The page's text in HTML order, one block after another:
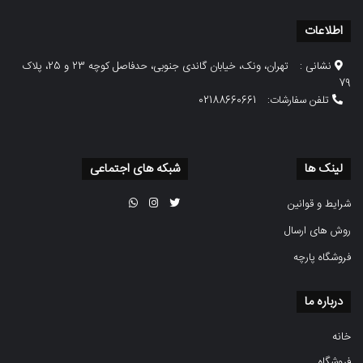
اطلاعات
نشانی :
تهران، ونک، خیابان گاندی جنوبی، حدفاصل کوچه 23 و 25، پلاک
79
تلفن سفارشات:
02188660661
لینک ها
شرایط و قوانین
روش های ارسال
فروشگاه پارچه
شبکه های اجتماعی
درباره ما
خانه